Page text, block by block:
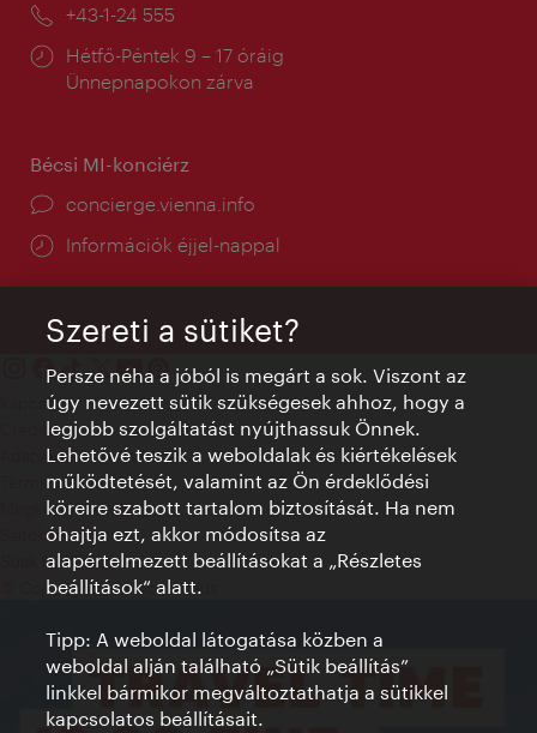
Telefon:
+43-1-24 555
Nyitva
tartás:
Hétfő-Péntek 9 – 17 óráig
Ünnepnapokon zárva
Bécsi MI-konciérz
concierge.vienna.info
Információk éjjel-nappal
Kapcsolat
Credits
Adatvédelmi nyilatkozat
Terms of Use
Megközelíthetőség
Sajtókapcsolat
Sütik beállítása
© Copyright WienTourismus
Szereti a sütiket?
Persze néha a jóból is megárt a sok. Viszont az
úgy nevezett sütik szükségesek ahhoz, hogy a
legjobb szolgáltatást nyújthassuk Önnek.
Lehetővé teszik a weboldalak és kiértékelések
működtetését, valamint az Ön érdeklődési
köreire szabott tartalom biztosítását. Ha nem
óhajtja ezt, akkor módosítsa az
alapértelmezett beállításokat a „Részletes
beállítások“ alatt.
Tipp: A weboldal látogatása közben a
weboldal alján található „Sütik beállítás”
linkkel bármikor megváltoztathatja a sütikkel
kapcsolatos beállításait.